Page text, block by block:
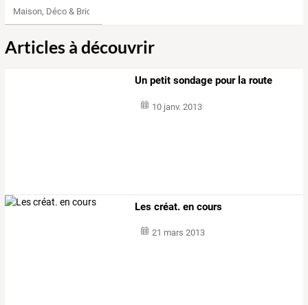
Maison, Déco & Bricolage
Articles à découvrir
Un petit sondage pour la route
10 janv. 2013
Les créat. en cours
21 mars 2013